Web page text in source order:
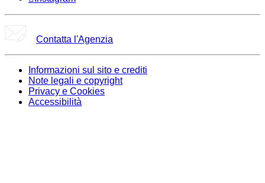
Contatta l'Agenzia
Informazioni sul sito e crediti
Note legali e copyright
Privacy e Cookies
Accessibilità